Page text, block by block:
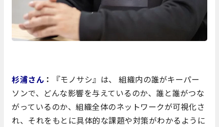
杉浦さん ：
『モノサシ』は、 組織内の誰がキーパー
ソンで、どんな影響を与えているのか、誰と誰がつな
がっているのか、組織全体のネットワークが可視化さ
れ、それをもとに具体的な課題や対策がわかるように